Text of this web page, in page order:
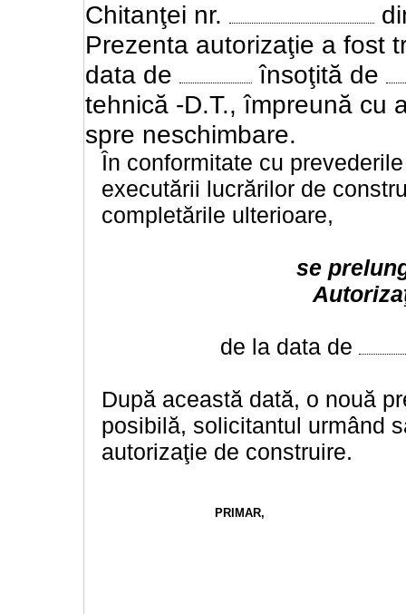
Chitanţei nr.
Prezenta autorizaţie a fost
data de
însoţită de
tehnică -D.T., împreună cu
spre neschimbare.
În conformitate cu
executării lucrărilor de
completările ulterioare,
se
de la data de
După această dată, o nouă
posibilă, solicitantul urmând
autorizaţie de construire.
PRIMAR,